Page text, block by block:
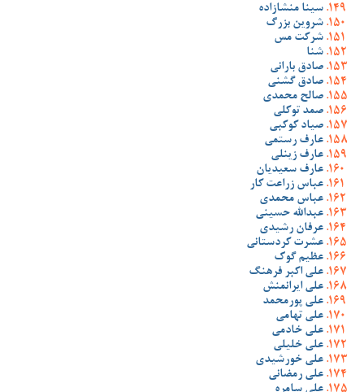
سینا منشازاده
شروین بزرگ
شرکت مس
شنا
صادق بارانی
صادق گشنی
صالح محمدی
صمد توکلی
صیاد کوکبی
عارف رستمی
عارف زینلی
عارف سعیدیان
عباس زراعت کار
عباس محمدی
عبدالله حسینی
عرفان رشیدی
عشرت کردستانی
عظیم گوک
علی اکبر فرهنگ
علی ایرانمنش
علی پورمحمد
علی تهامی
علی خادمی
علی خلیلی
علی خورشیدی
علی رمضانی